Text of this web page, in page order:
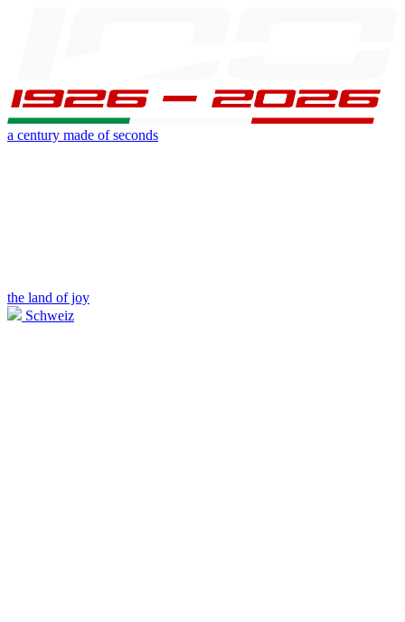
a century made of seconds
the land of joy
Schweiz